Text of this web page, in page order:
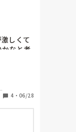
しくて
なと考
も泣け
4 ・ 06/28